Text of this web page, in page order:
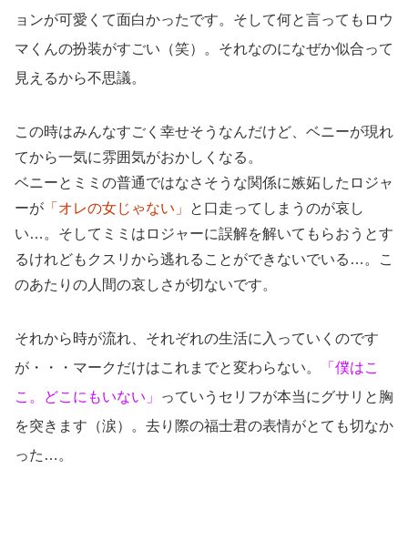
ョンが可愛くて面白かったです。そして何と言ってもロウ
マくんの扮装がすごい（笑）。それなのになぜか似合って
見えるから不思議。
この時はみんなすごく幸せそうなんだけど、ベニーが現れ
てから一気に雰囲気がおかしくなる。
ベニーとミミの普通ではなさそうな関係に嫉妬したロジャ
ーが 「オレの女じゃない」
と口走ってしまうのが哀し
い…。そしてミミはロジャーに誤解を解いてもらおうとす
るけれどもクスリから逃れることができないでいる…。こ
のあたりの人間の哀しさが切ないです。
それから時が流れ、それぞれの生活に入っていくのです
が・・・マークだけはこれまでと変わらない。
「僕はこ
こ。どこにもいない」
っていうセリフが本当にグサリと胸
を突きます（涙）。去り際の福士君の表情がとても切なか
った…。